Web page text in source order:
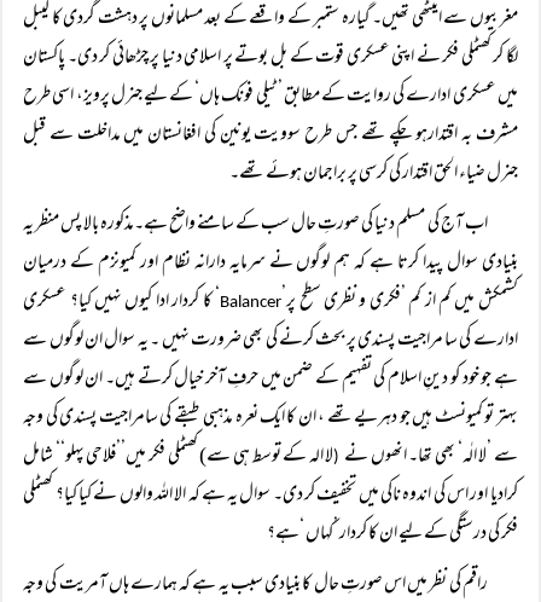
مغربیوں سے اینٹھی تھیں۔ گیارہ ستمبر کے واقعے کے بعد مسلمانوں پر دہشت گردی کا لیبل
لگا کر کھٹملی فکر نے اپنی عسکری قوت کے بل بوتے پر اسلامی دنیا پر چڑھائی کر دی۔ پاکستان
میں عسکری ادارے کی روایت کے مطابق ’ٹیلی فونک ہاں‘ کے لیے جنرل پرویز، اسی طرح
مشرف بہ اقتدارہو چکے تھے جس طرح سوویت یونین کی افغانستان میں مداخلت سے قبل
جنرل ضیاء الحق اقتدار کی کرسی پر براجمان ہوئے تھے۔
اب آج کی مسلم دنیا کی صورتِ حال سب کے سامنے واضح ہے۔مذکورہ بالا پس منظر یہ
بنیادی سوال پیدا کرتا ہے کہ ہم لوگوں نے سرمایہ دارانہ نظام اور کمیونزم کے درمیان
کشمکش میں کم از کم ’فکری و نظری سطح پر’Balancer ‘ کا کردار ادا کیوں نہیں کیا؟ عسکری
ادارے کی سا مراجیت پسندی پر بحث کرنے کی بھی ضرورت نہیں ۔ یہ سوال ان لوگوں سے
ہے جو خود کو دینِ اسلام کی تفہیم کے ضمن میں حرفِ آخر خیال کرتے ہیں۔ ان لوگوں سے
بہتر تو کمیونسٹ ہیں جو دہریے تھے ، ان کا ایک نعرہ مذہبی طبقے کی سامراجیت پسندی کی وجہ
سے ’لا الٰہ‘ بھی تھا۔ انھوں نے (لا الہ کے توسط ہی سے) کھٹملی فکر میں’’فلاحی پہلو‘‘ شامل
کرادیا اور اس کی اندوہ ناکی میں تخفیف کر دی۔ سوال یہ ہے کہ الا اللہ والوں نے کیا کیا؟ کھٹملی
فکر کی درستگی کے لیے ان کا کردار ’کہاں ‘ہے؟
راقم کی نظر میں اس صورتِ حال کا بنیادی سبب یہ ہے کہ ہمارے ہاں آمریت کی وجہ